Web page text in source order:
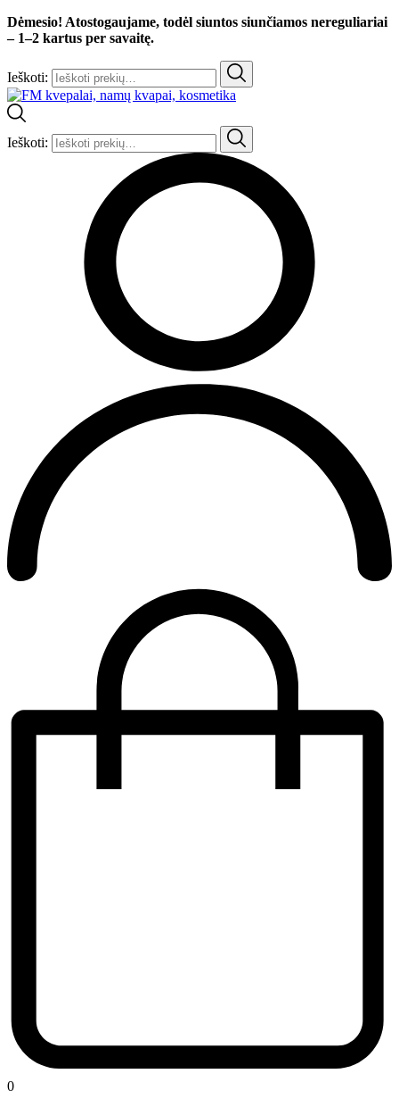
Dėmesio! Atostogaujame, todėl siuntos siunčiamos nereguliariai
– 1–2 kartus per savaitę.
Ieškoti:
Ieškoti:
0